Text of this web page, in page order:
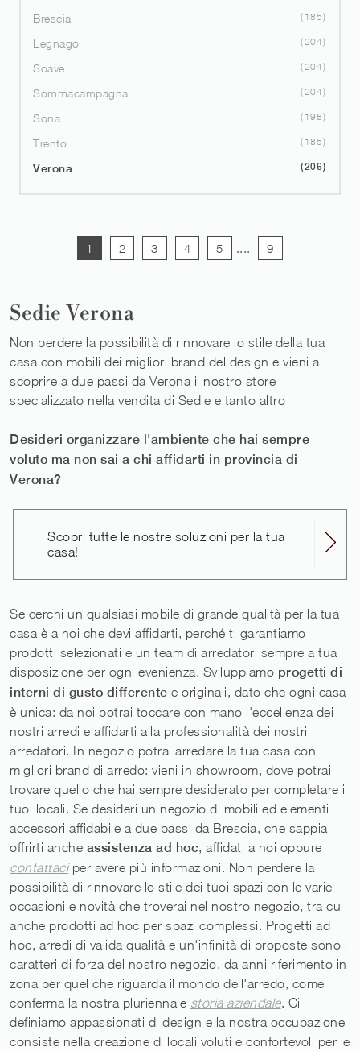
Brescia
185
Legnago 204
Soave 204
Sommacampagna 204
Sona 198
Trento 185
Verona 206
1 2 3 4 5 .... 9
Sedie Verona
Non perdere la possibilità di rinnovare lo stile della tua
casa con mobili dei migliori brand del design e vieni a
scoprire a due passi da Verona il nostro store
specializzato nella vendita di Sedie e tanto altro
Desideri organizzare l'ambiente che hai sempre
voluto ma non sai a chi affidarti in provincia di
Verona?
Scopri tutte le nostre soluzioni per la tua
casa!
Se cerchi un qualsiasi mobile di grande qualità per la tua
casa è a noi che devi affidarti, perché ti garantiamo
prodotti selezionati e un team di arredatori sempre a tua
disposizione per ogni evenienza. Sviluppiamo progetti di
interni di gusto differente e originali, dato che ogni casa
è unica: da noi potrai toccare con mano l'eccellenza dei
nostri arredi e affidarti alla professionalità dei nostri
arredatori. In negozio potrai arredare la tua casa con i
migliori brand di arredo: vieni in showroom, dove potrai
trovare quello che hai sempre desiderato per completare i
tuoi locali. Se desideri un negozio di mobili ed elementi
accessori affidabile a due passi da Brescia, che sappia
offrirti anche assistenza ad hoc, affidati a noi oppure
contattaciper avere più informazioni. Non perdere la
possibilità di rinnovare lo stile dei tuoi spazi con le varie
occasioni e novità che troverai nel nostro negozio, tra cui
anche prodotti ad hoc per spazi complessi. Progetti ad
hoc, arredi di valida qualità e un'infinità di proposte sono i
caratteri di forza del nostro negozio, da anni riferimento in
zona per quel che riguarda il mondo dell'arredo, come
conferma la nostra pluriennale storia aziendale. Ci
definiamo appassionati di design e la nostra occupazione
consiste nella creazione di locali voluti e confortevoli per le